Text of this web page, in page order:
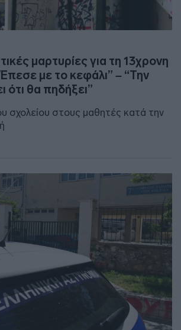
μαρτυρίες για τη 13χρονη
με το κεφάλι” – “Την
ότι θα πηδήξει”
σχολείου στους μαθητές κατά την